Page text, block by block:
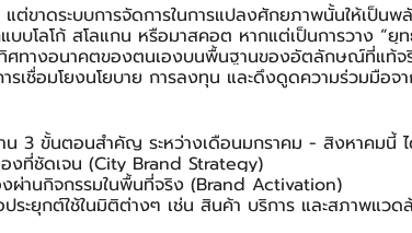
ต่ขาดระบบการจัดการในการแปลงศักยภาพนั้นให้เป็นพ
บบโลโก้ สโลแกน หรือมาสคอต หากแต่เป็นการวาง “ยุ
ทิศทางอนาคตของตนเองบนพื้นฐานของอัตลักษณ์ที่แท้จ
รเชื่อมโยงนโยบาย การลงทุน และดึงดูดความร่วมมือจ
าน 3 ขั้นตอนสำคัญ ระหว่างเดือนมกราคม - สิงหาคมนี้
งที่ชัดเจน (City Brand Strategy)
ผ่านกิจกรรมในพื้นที่จริง (Brand Activation)
ยุกต์ใช้ในมิติต่างๆ เช่น สินค้า บริการ และสภาพแวด